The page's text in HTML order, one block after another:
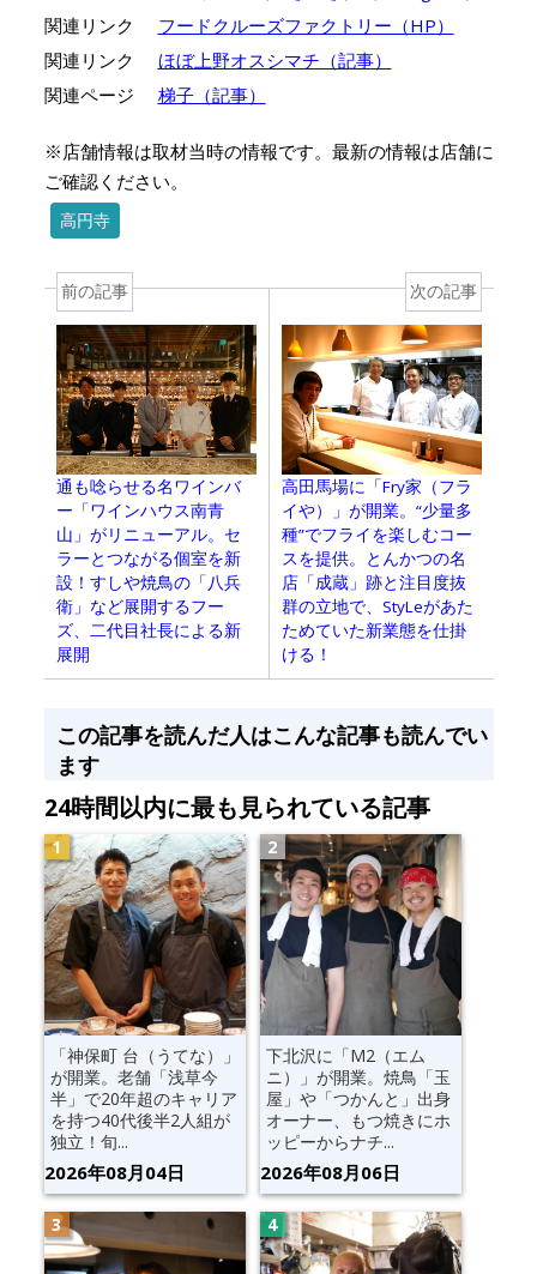
関連リンク
フードクルーズファクトリー（HP）
関連リンク
ほぼ上野オスシマチ（記事）
関連ページ
梯子（記事）
※店舗情報は取材当時の情報です。最新の情報は店舗に
ご確認ください。
高円寺
前の記事
通も唸らせる名ワインバ
ー「ワインハウス南青
山」がリニューアル。セ
ラーとつながる個室を新
設！すしや焼鳥の「八兵
衛」など展開するフー
ズ、二代目社長による新
展開
次の記事
高田馬場に「Fry家（フラ
イや）」が開業。“少量多
種”でフライを楽しむコー
スを提供。とんかつの名
店「成蔵」跡と注目度抜
群の立地で、StyLeがあた
ためていた新業態を仕掛
ける！
この記事を読んだ人はこんな記事も読んでい
ます
24時間以内に最も見られている記事
「神保町 台（うてな）」
が開業。老舗「浅草今
半」で20年超のキャリア
を持つ40代後半2人組が
独立！旬...
2026年08月04日
下北沢に「M2（エム
ニ）」が開業。焼鳥「玉
屋」や「つかんと」出身
オーナー、もつ焼きにホ
ッピーからナチ...
2026年08月06日